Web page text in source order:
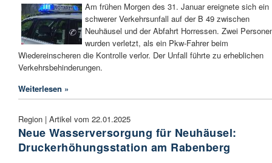
Am frühen Morgen des 31. Januar ereignete sich ein
schwerer Verkehrsunfall auf der B 49 zwischen
Neuhäusel und der Abfahrt Horressen. Zwei
wurden verletzt, als ein Pkw-Fahrer beim
Wiedereinscheren die Kontrolle verlor. Der Unfall führte zu erheblichen
Verkehrsbehinderungen.
Weiterlesen »
Region | Artikel vom 22.01.2025
Neue Wasserversorgung für Neuhäusel:
Druckerhöhungsstation am Rabenberg